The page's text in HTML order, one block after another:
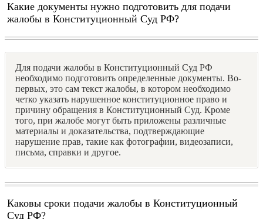
Какие документы нужно подготовить для подачи
жалобы в Конституционный Суд РФ?
Для подачи жалобы в Конституционный Суд РФ
необходимо подготовить определенные документы. Во-
первых, это сам текст жалобы, в котором необходимо
четко указать нарушенное конституционное право и
причину обращения в Конституционный Суд. Кроме
того, при жалобе могут быть приложены различные
материалы и доказательства, подтверждающие
нарушение прав, такие как фотографии, видеозаписи,
письма, справки и другое.
Каковы сроки подачи жалобы в Конституционный
Суд РФ?